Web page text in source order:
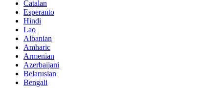
Catalan
Esperanto
Hindi
Lao
Albanian
Amharic
Armenian
Azerbaijani
Belarusian
Bengali